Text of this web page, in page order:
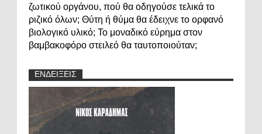
ζωτικού οργάνου, πού θα οδηγούσε τελικά το
ριζικό όλων; Θύτη ή θύμα θα έδειχνε το ορφανό
βιολογικό υλικό; Το μοναδικό εύρημα στον
βαμβακοφόρο στειλεό θα ταυτοποιούταν;
ΕΝΔΕΙΞΕΙΣ